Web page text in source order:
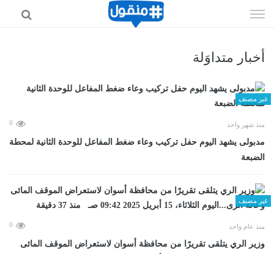
الى
أخبار متداوَلة
غير مصنف
منذ شهر واحد 0
مدبولى يشهد اليوم حفل تركيب وعاء ضغط المفاعل للوحدة الثانية لمحطة
الضبعة
غير مصنف
منذ عام واحد 0
وزير الري يتلقى تقريرًا من محافظة أسوان لاستعراض الموقف المائى